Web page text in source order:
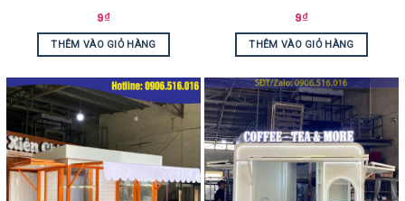
9₫
THÊM VÀO GIỎ HÀNG
9₫
THÊM VÀO GIỎ HÀNG